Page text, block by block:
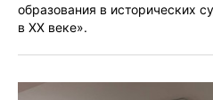
образования в исторических
в XX веке».